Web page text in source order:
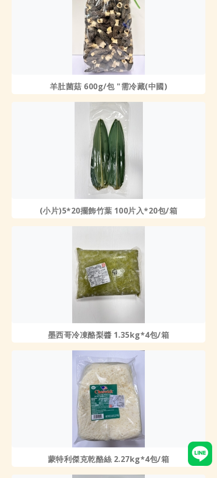
羊肚菌菇 600g/包 "需冷藏(中國)
(小片)5*20擺飾竹葉 100片入*20包/箱
墨西哥冷凍酪梨醬 1.35kg*4包/箱
蒙特利傑克乾酪絲 2.27kg*4包/箱